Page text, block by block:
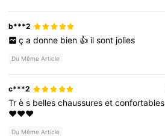
b***2
ç a donne bien 👍 il sont jolies
Du Même Article
c***2
Très belleschaussuresetconfortables
❤️❤️❤️
Du Même Article